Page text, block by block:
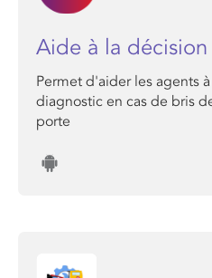
Aide à la décision
Permet d'aider les agents
diagnostic en cas de bris
porte